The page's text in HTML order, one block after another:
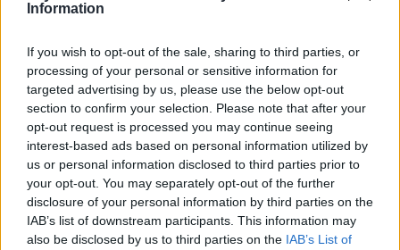
Information
If you wish to opt-out of the sale, sharing to third parties, or
processing of your personal or sensitive information for
targeted advertising by us, please use the below opt-out
section to confirm your selection. Please note that after your
opt-out request is processed you may continue seeing
interest-based ads based on personal information utilized by
us or personal information disclosed to third parties prior to
your opt-out. You may separately opt-out of the further
disclosure of your personal information by third parties on the
IAB’s list of downstream participants. This information may
also be disclosed by us to third parties on the IAB’s List of